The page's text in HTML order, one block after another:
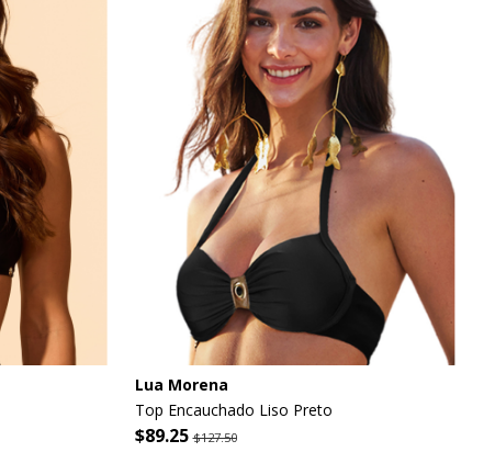
Lua Morena
Top Encauchado Liso Preto
$89.25$127.50